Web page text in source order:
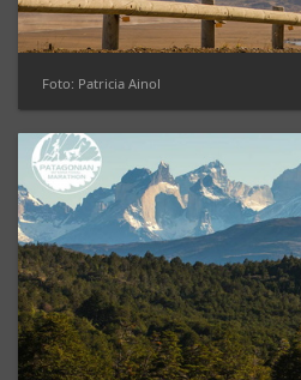
Foto: Patricia Ainol